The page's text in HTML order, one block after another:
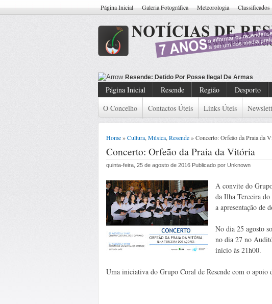
Página Inicial Galeria Fotográfica Meteorologia Classificados
Resende: Deti
Página Inicial Resende Região Desporto
O Concelho
Contactos Úteis Links Úteis
Home»Cultura Música Resende» Concerto: Orfeão da Praia da
Concerto: Orfeão da Praia da Vitória
quinta-feira, 25 de agosto de 2016 Publicado por Unknown
A convite do
da Ilha Terceira do
a apresentação de
No dia 25 agosto
no dia 27 no
inicio às 21h00.
Uma iniciativa do Grupo Coral de Resende com o apoio